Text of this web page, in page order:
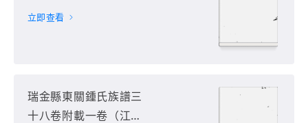
省贛州市瑞金市）第5
立即查看
瑞金縣東關鍾氏族譜三
十八卷附載一卷（江西